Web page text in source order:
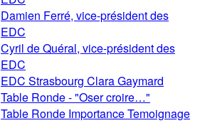
Damien Ferré, vice-président des
EDC
Cyril de Quéral, vice-président des
EDC
EDC Strasbourg Clara Gaymard
Table Ronde - "Oser croire…"
Table Ronde Importance Temoignage